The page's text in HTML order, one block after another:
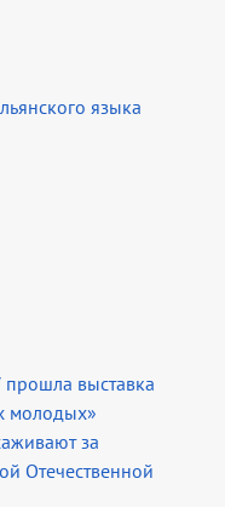
языка
выставка
молодых»
за
Отечественной